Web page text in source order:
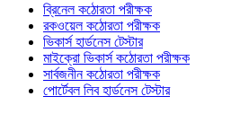
ব্রিনেল কঠোরতা পরীক্ষক
রকওয়েল কঠোরতা পরীক্ষক
ভিকার্স হার্ডনেস টেস্টার
মাইক্রো ভিকার্স কঠোরতা পরীক্ষক
সার্বজনীন কঠোরতা পরীক্ষক
পোর্টেবল লিব হার্ডনেস টেস্টার